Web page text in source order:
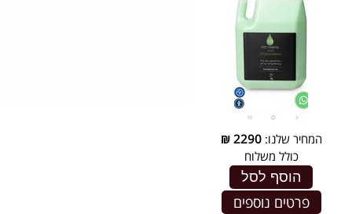
המחיר שלנו:2290
₪
כולל משלוח
הוסף לסל
פרטים נוספים